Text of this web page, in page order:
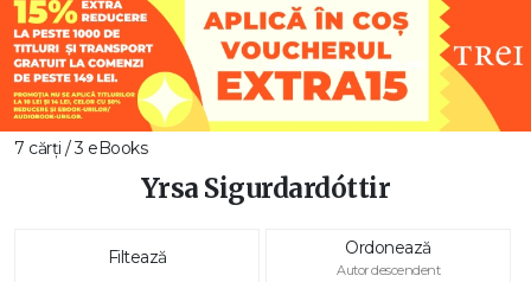
7 cărți / 3 eBooks
Yrsa Sigurdardóttir
Filtează Ordonează
Autor descendent